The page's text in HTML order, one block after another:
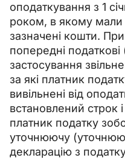
оподаткування з 1
роком, в якому мали
зазначені кошти.
попередні податкові
застосування
за які платник
вивільнені від
встановлений строк
платник податку
уточнюючу
декларацію з